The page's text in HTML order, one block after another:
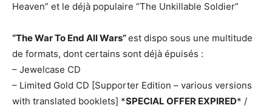
Heaven” et le déjà populaire “The Unkillable Soldier”
“The War To End All Wars”est dispo sous une multitude
de formats, dont certains sont déjà épuisés :
– Jewelcase CD
– Limited Gold CD [Supporter Edition – various versions
with translated booklets] *SPECIAL OFFER EXPIRED* /